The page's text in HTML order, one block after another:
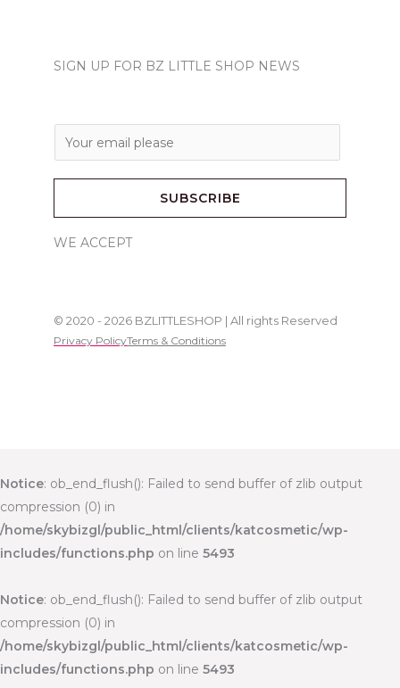
SIGN UP FOR BZ LITTLE SHOP NEWS
m
a
*
SUBSCRIBE
WE ACCEPT
© 2020 - 2026 BZLITTLESHOP | All rights Reserved
Privacy PolicyTerms & Conditions
Notice: ob_end_flush(): Failed to send buffer of zlib output
compression (0) in
/home/skybizgl/public_html/clients/katcosmetic/wp-
includes/functions.php on line 5493
Notice: ob_end_flush(): Failed to send buffer of zlib output
compression (0) in
/home/skybizgl/public_html/clients/katcosmetic/wp-
includes/functions.php on line 5493